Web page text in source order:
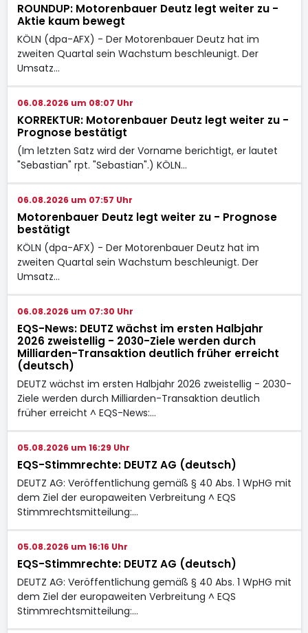
ROUNDUP: Motorenbauer Deutz legt weiter zu -
Aktie kaum bewegt
KÖLN (dpa-AFX) - Der Motorenbauer Deutz hat im
zweiten Quartal sein Wachstum beschleunigt. Der
Umsatz…
06.08.2026 um 08:07 Uhr
KORREKTUR: Motorenbauer Deutz legt weiter zu -
Prognose bestätigt
(Im letzten Satz wird der Vorname berichtigt, er lautet
"Sebastian" rpt. "Sebastian".) KÖLN…
06.08.2026 um 07:57 Uhr
Motorenbauer Deutz legt weiter zu - Prognose
bestätigt
KÖLN (dpa-AFX) - Der Motorenbauer Deutz hat im
zweiten Quartal sein Wachstum beschleunigt. Der
Umsatz…
06.08.2026 um 07:30 Uhr
EQS-News: DEUTZ wächst im ersten Halbjahr
2026 zweistellig - 2030-Ziele werden durch
Milliarden-Transaktion deutlich früher erreicht
(deutsch)
DEUTZ wächst im ersten Halbjahr 2026 zweistellig - 2030-
Ziele werden durch Milliarden-Transaktion deutlich
früher erreicht ^ EQS-News:…
05.08.2026 um 16:29 Uhr
EQS-Stimmrechte: DEUTZ AG (deutsch)
DEUTZ AG: Veröffentlichung gemäß § 40 Abs. 1 WpHG mit
dem Ziel der europaweiten Verbreitung ^ EQS
Stimmrechtsmitteilung:…
05.08.2026 um 16:16 Uhr
EQS-Stimmrechte: DEUTZ AG (deutsch)
DEUTZ AG: Veröffentlichung gemäß § 40 Abs. 1 WpHG mit
dem Ziel der europaweiten Verbreitung ^ EQS
Stimmrechtsmitteilung:…